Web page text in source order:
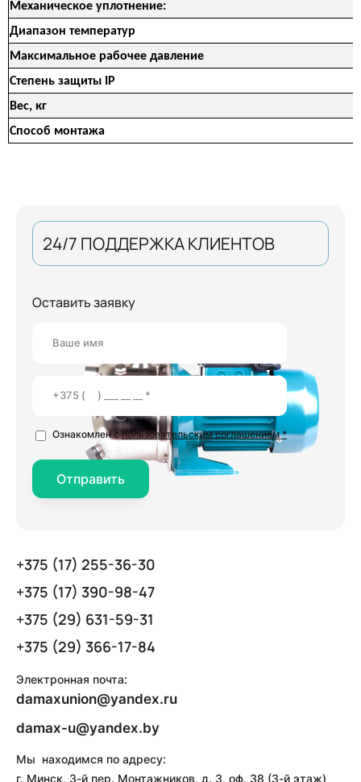
Механическое уплотнение:
Диапазон температур
Максимальное рабочее давление
Степень защиты IP
Вес, кг
Способ монтажа
24/7 ПОДДЕРЖКА КЛИЕНТОВ
Оставить заявку
Ознакомлен спользовательским соглашением *
Отправить
+375 (17) 255-36-30
+375 (17) 390-98-47
+375 (29) 631-59-31
+375 (29) 366-17-84
Электронная почта:
damaxunion@yandex.ru
damax-u@yandex.by
Мы находимся по адресу:
г. Минск, 3-й пер. Монтажников, д. 3, оф. 38 (3-й этаж)